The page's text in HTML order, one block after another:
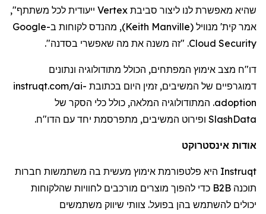
שהיא מאפשרת לנו ליצור סביבת Vertex ייעודית לכל משתתף",
אמר קית' מנוויל (
Keith Manville
), מהנדס לקוחות ב-Google
Cloud Security. "זה משנה את מה שאפשרי בסדנה".
דו"ח מצב אימוץ המפתחים, הכולל מתודולוגיה ונתונים
דמוגרפיים של המשיבים, זמין היום בכתובת instruqt.com/ai-
adoption. המתודולוגיה המלאה, כולל כלי הסקר של
SlashData ופירוט המשיבים, מתפרסמת יחד עם הדו"ח.
אודות אינסטרוקט
Instruqt היא פלטפורמת אימוץ מעשית בה משתמשות חברות
תוכנה B2B כדי להפוך מוצרים מורכבים לחוויות שהלקוחות
יכולים להשתמש בהן בפועל. צוותי שיווק משתמשים